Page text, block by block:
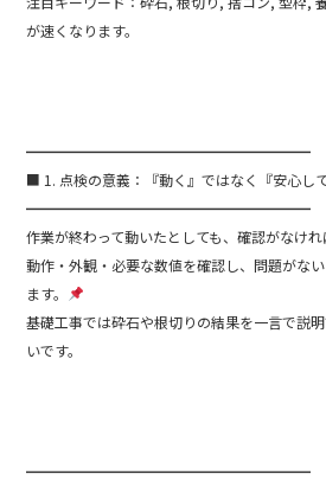
が速くなります。
━━━━━━━━━━━━━━━━━━━━
■ 1. 点検の意義：『動く』ではなく『安心し
━━━━━━━━━━━━━━━━━━━━
作業が終わって動いたとしても、確認がなけれ
動作・外観・必要な数値を確認し、問題がな
ます。
基礎工事では砕石や根切りの結果を一言で説
いです。
━━━━━━━━━━━━━━━━━━━━